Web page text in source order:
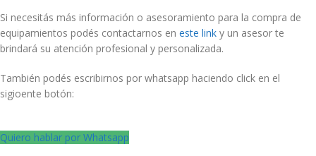
Si necesitás más información o asesoramiento para la compra de
equipamientos podés contactarnos en este link y un asesor te
brindará su atención profesional y personalizada.
También podés escribirnos por whatsapp haciendo click en el
sigioente botón:
Quiero hablar por Whatsapp